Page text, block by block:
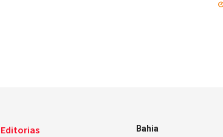
Editorias
Bahia